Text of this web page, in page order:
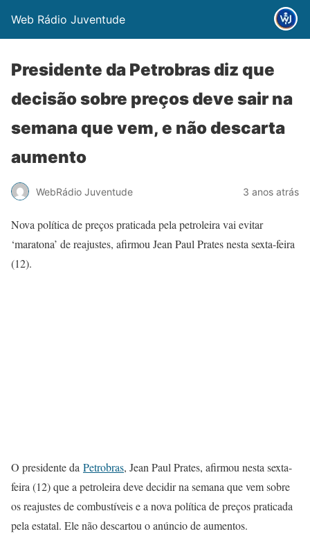
Web Rádio Juventude
Presidente da Petrobras diz que
decisão sobre preços deve sair na
semana que vem, e não descarta
aumento
WebRádio Juventude 3 anos atrás
Nova política de preços praticada pela petroleira vai evitar
‘maratona’ de reajustes, afirmou Jean Paul Prates nesta sexta-feira
(12).
O presidente da Petrobras, Jean Paul Prates, afirmou nesta sexta-
feira (12) que a petroleira deve decidir na semana que vem sobre
os reajustes de combustíveis e a nova política de preços praticada
pela estatal. Ele não descartou o anúncio de aumentos.